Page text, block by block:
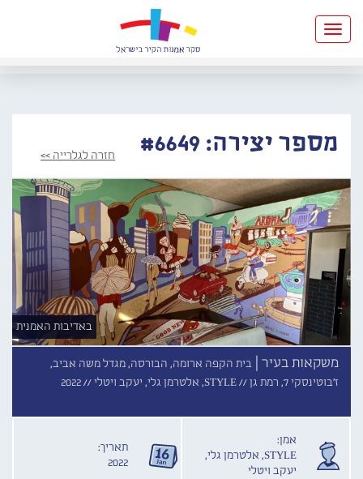
Toggle
navigation
מספר יצירה: #6649 חזרה לגלרייה >>
באדיבות האמנית
משקאות בעיר | בית הקפה ארומה, הבורסה, מגדל משה אביב,
ז'בוטינסקי 7, רמת גן //
STYLE, אלטרמן גלי, יעקב ויטלי // 2022
אמן:
STYLE, אלטרמן גלי,
יעקב ויטלי
תאריך:
2022